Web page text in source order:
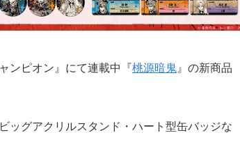
ンピオン』にて連載中『桃源暗鬼 』の新商品
ッグアクリルスタンド・ハート型缶バッジな